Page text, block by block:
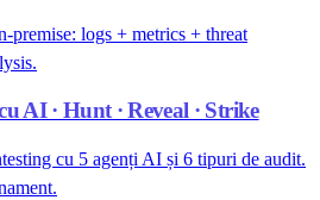
logs + metrics + threat
AI · Hunt · Reveal · Strike
cu 5 agenți AI și 6 tipuri de audit.